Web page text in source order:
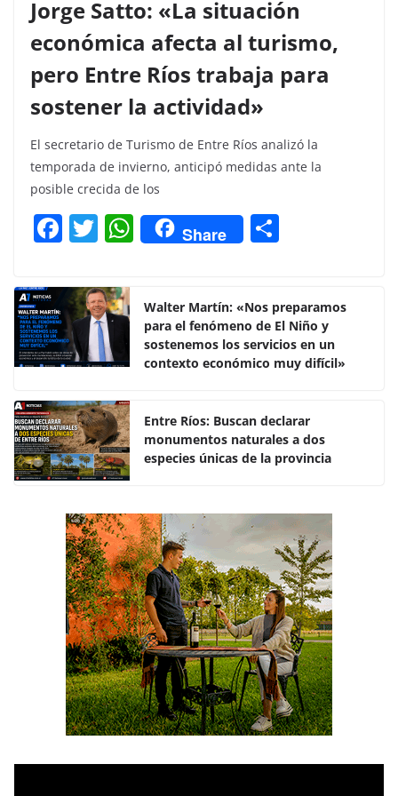
Jorge Satto: «La situación
económica afecta al turismo,
pero Entre Ríos trabaja para
sostener la actividad»
El secretario de Turismo de Entre Ríos analizó la
temporada de invierno, anticipó medidas ante la
posible crecida de los
F
c
e
b
o
o
k
T
itt
er
W
h
s
A
p
Share
p
ar
tir
Walter Martín: «Nos preparamos
para el fenómeno de El Niño y
sostenemos los servicios en un
contexto económico muy difícil»
Entre Ríos: Buscan declarar
monumentos naturales a dos
especies únicas de la provincia